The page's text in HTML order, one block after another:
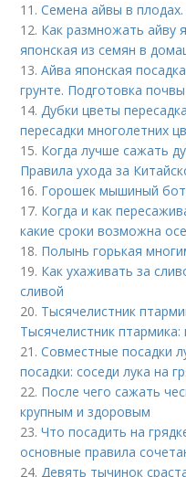
11.Семена айвы в
12. Как размножать айву
японская из семян в
13.Айва японская
грунте. Подготовка
14.Дубки цветы
пересадки многолетних
15. Когда лучше сажать
Правила ухода за
16. Горошек мышиный
17. Когда и как
какие сроки возможна
18. Полынь горькая
19. Как ухаживать за
сливой
20. Тысячелистник
Тысячелистник птармика:
21.Совместные посадки
посадки: соседи лука на
22. После чего сажать
крупным и здоровым
23.Что посадить на
основные правила
24.Девять тычинок